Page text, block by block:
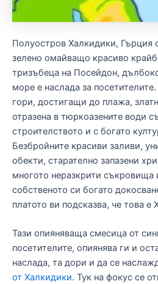
Полуостров Халкидики, Гърция
зелено омайващо красиво
тризъбеца на Посейдон,
море е наслада за
гори, достигащи до плажа,
отразена в тюркоазените води
строителството и с богато
Безбройните красиви заливи,
обекти, старателно запазени
многото неразкрити съкровища
собственото си богато
платото ви подсказва, че това е
Тази опияняваща смесица от
посетителите, опиянява ги и
наслада, та дори и да се
от Халкидики. Тук на фокус се